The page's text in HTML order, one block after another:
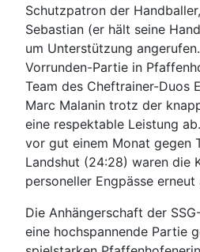
Schutzpatron der
Sebastian (er hält seine
um Unterstützung
Vorrunden-Partie in
Team des Cheftrainer-Duos
Marc Malanin trotz der
eine respektable Leistung
vor gut einem Monat gegen
Landshut (24:28) waren die
personeller Engpässe
Die Anhängerschaft der
eine hochspannende Partie